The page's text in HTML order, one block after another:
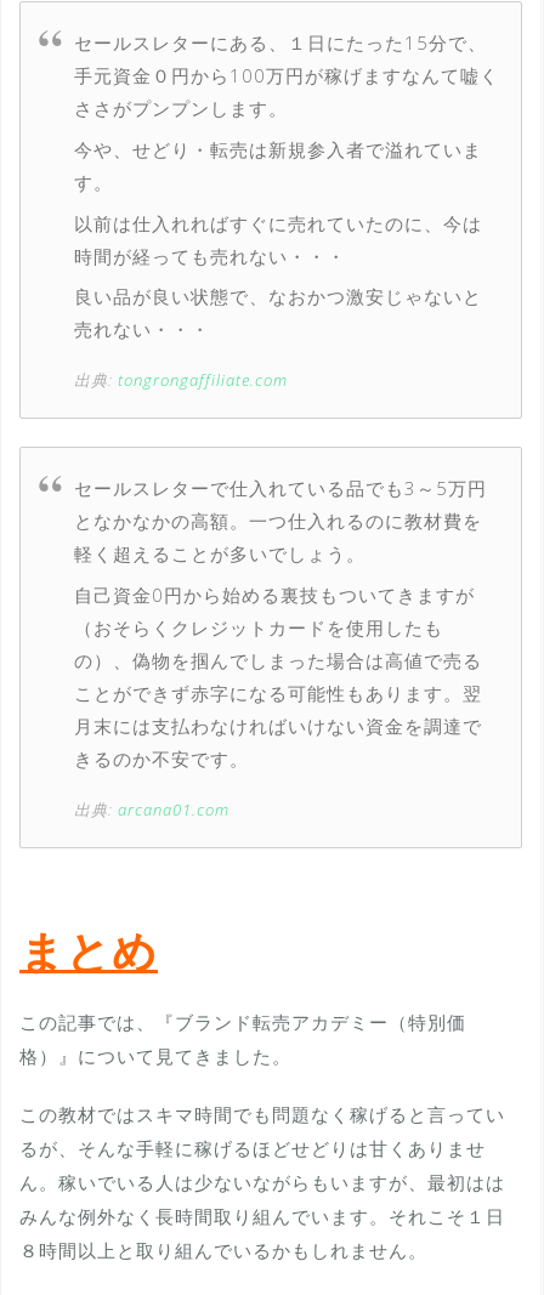
セールスレターにある、１日にたった15分で、
手元資金０円から100万円が稼げますなんて嘘く
ささがプンプンします。
今や、せどり・転売は新規参入者で溢れていま
す。
以前は仕入れればすぐに売れていたのに、今は
時間が経っても売れない・・・
良い品が良い状態で、なおかつ激安じゃないと
売れない・・・
出典: tongrongaffiliate.com
セールスレターで仕入れている品でも3～5万円
となかなかの高額。一つ仕入れるのに教材費を
軽く超えることが多いでしょう。
自己資金0円から始める裏技もついてきますが
（おそらくクレジットカードを使用したも
の）、偽物を掴んでしまった場合は高値で売る
ことができず赤字になる可能性もあります。翌
月末には支払わなければいけない資金を調達で
きるのか不安です。
出典: arcana01.com
まとめ
この記事では、『ブランド転売アカデミー（特別価
格）』について見てきました。
この教材ではスキマ時間でも問題なく稼げると言ってい
るが、そんな手軽に稼げるほどせどりは甘くありませ
ん。稼いでいる人は少ないながらもいますが、最初はは
みんな例外なく長時間取り組んでいます。それこそ１日
８時間以上と取り組んでいるかもしれません。